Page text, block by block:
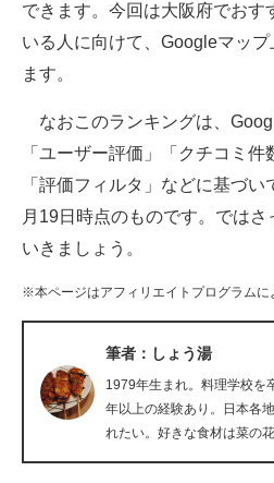
進化するPCとデバイスの未来
好きが集まる 比べて選べる
ビジネスと働き方のヒント
企業ITのトレンドを詳説
ITエンジニア向け専門サイト
企業向けIT製品の総合サイト
できます。今回は大阪府でおす
いる人に向けて、Googleマッ
ます。
なおこのランキングは、
「ユーザー評価」「クチコミ件
「評価フィルタ」などに基づ
月19日時点のものです。では
いきましょう。
※本ページはアフィリエイトプログラムに
筆者：しょう湯
1979年生まれ。料理学校を
年以上の経験あり。日本各
れたい。好きな食材は菜の花